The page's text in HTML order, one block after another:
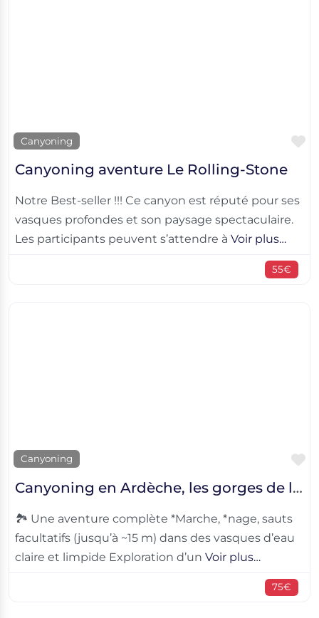
Canyoning
Canyoning aventure Le Rolling-Stone
Notre Best-seller !!! Ce canyon est réputé pour ses
vasques profondes et son paysage spectaculaire.
Les participants peuvent s’attendre à Voir plus…
55€
Canyoning
Canyoning en Ardèche, les gorges de la Borne
🏞️ Une aventure complète *Marche, *nage, sauts
facultatifs (jusqu’à ~15 m) dans des vasques d’eau
claire et limpide Exploration d’un Voir plus…
75€